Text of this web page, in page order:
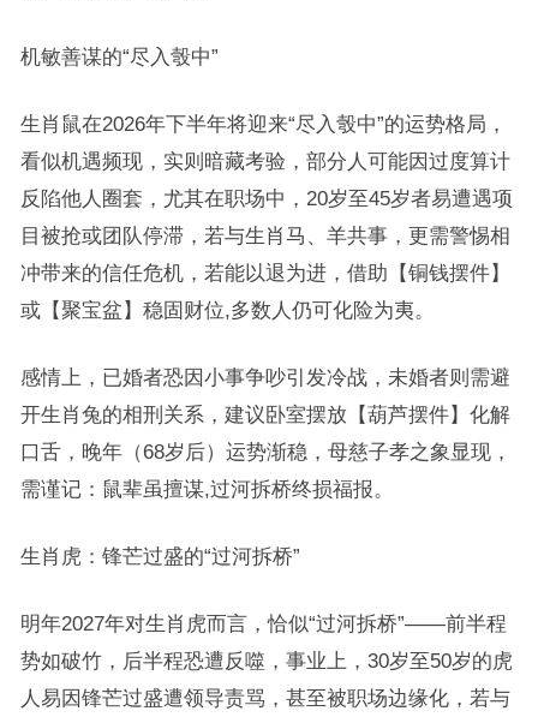
机敏善谋的“尽入彀中”
生肖鼠在2026年下半年将迎来“尽入彀中”的运势格局，
看似机遇频现，实则暗藏考验，部分人可能因过度算计
反陷他人圈套，尤其在职场中，20岁至45岁者易遭遇项
目被抢或团队停滞，若与生肖马、羊共事，更需警惕相
冲带来的信任危机，若能以退为进，借助【铜钱摆件】
或【聚宝盆】稳固财位,多数人仍可化险为夷。
感情上，已婚者恐因小事争吵引发冷战，未婚者则需避
开生肖兔的相刑关系，建议卧室摆放【葫芦摆件】化解
口舌，晚年（68岁后）运势渐稳，母慈子孝之象显现，
需谨记：鼠辈虽擅谋,过河拆桥终损福报。
生肖虎：锋芒过盛的“过河拆桥”
明年2027年对生肖虎而言，恰似“过河拆桥”——前半程
势如破竹，后半程恐遭反噬，事业上，30岁至50岁的虎
人易因锋芒过盛遭领导责骂，甚至被职场边缘化，若与